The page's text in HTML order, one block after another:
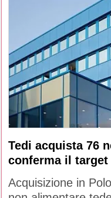
Tedi acquista 76
conferma il target
Acquisizione in